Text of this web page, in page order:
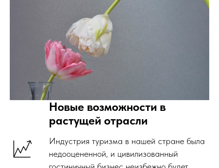
Новые возможности в
растущей отрасли
Индустрия туризма в нашей стране была
недооцененной, и цивилизованный